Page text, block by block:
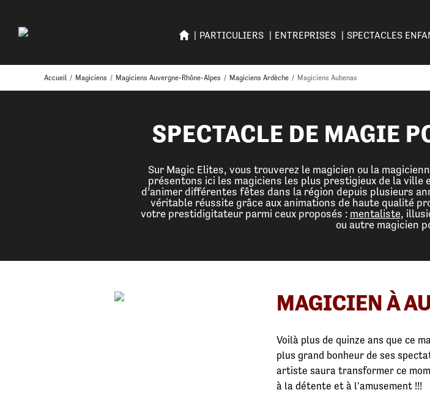
PARTICULIERS ENTREPRISES SPECTACLES
Accueil / Magiciens / Magiciens Auvergne-Rhône-Alpes / Magiciens Ardèche / Magiciens Aubenas
SPECTACLE DE MAGIE
Sur Magic Elites, vous trouverez le magicien ou la
présentons ici les magiciens les plus prestigieux de la ville
d’animer différentes fêtes dans la région depuis plusieurs
véritable réussite grâce aux animations de haute qualité
votre prestidigitateur parmi ceux proposés : mentaliste,
ou autre magicien
MAGICIEN À
Voilà plus de quinze ans que ce
plus grand bonheur de ses
artiste saura transformer ce
à la détente et à l'amusement !!!